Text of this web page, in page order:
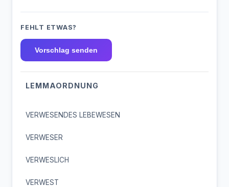
FEHLT ETWAS?
Vorschlag senden
LEMMAORDNUNG
VERWESENDES LEBEWESEN
VERWESER
VERWESLICH
VERWEST